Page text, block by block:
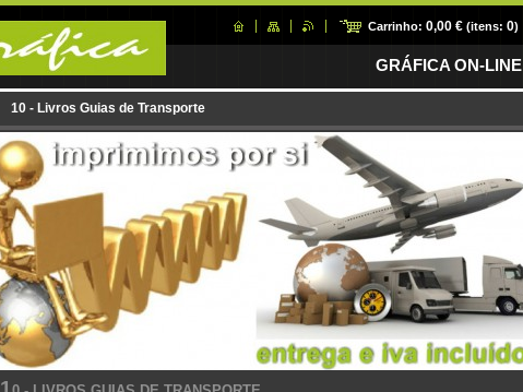
Carrinho: 0,00 € (itens: 0)
GRÁFICA ON-LINE
10 - Livros Guias de Transporte